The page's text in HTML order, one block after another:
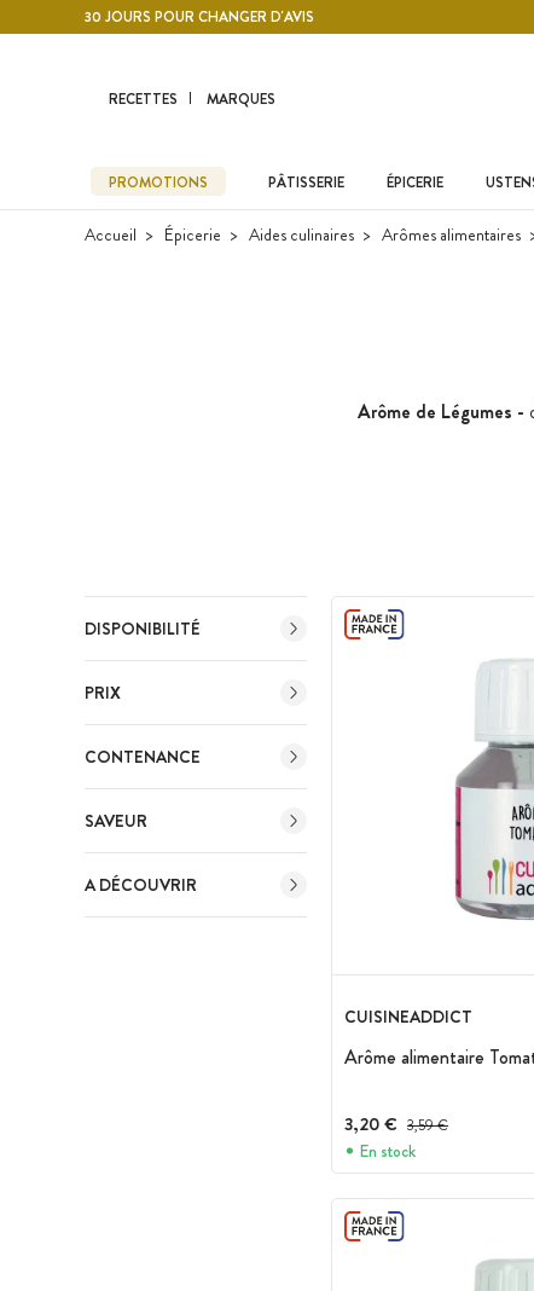
Contenu principal30 JOURS POUR CHANGER D'AVIS
RECETTES MARQUES
PROMOTIONS PÂTISSERIE ÉPICERIE
Accueil Épicerie Aides culinaires Arômes alimentaires
Arôme de Légumes -
DISPONIBILITÉ
PRIX
CONTENANCE
SAVEUR
A DÉCOUVRIR
CUISINEADDICT
Arôme alimentaire
3,20 € Prix avant réduction :
3,59 €
En stock